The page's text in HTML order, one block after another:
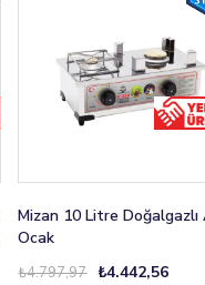
Mizan 10 Litre Doğalgazlı Alt
Ocak
₺4.442,56
₺4.797,97